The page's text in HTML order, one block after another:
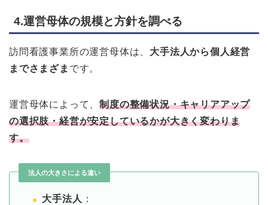
4.運営母体の規模と方針を調べる
訪問看護事業所の運営母体は、 大手法人から個人経営
までさまざま です。
運営母体によって、制度の整備状況・キャリアアップ
の選択肢・経営が安定しているかが大きく変わりま
す。
法人の大きさによる違い
大手法人 ：